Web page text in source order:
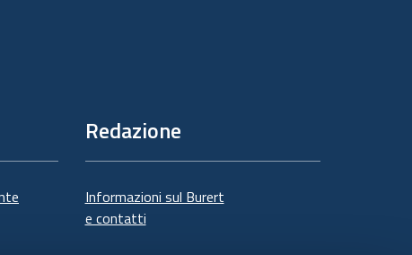
Redazione
Informazioni sul Burert
e contatti